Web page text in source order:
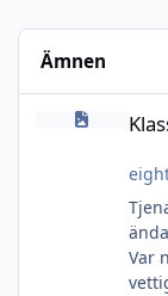
Ämnen
Klass 1 / hagel för
Tjena! Skriver lite åt min kompis
Var